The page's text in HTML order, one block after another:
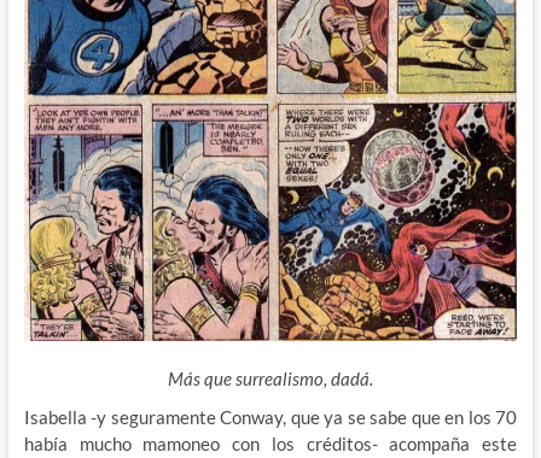
Más que surrealismo, dadá.
Isabella -y seguramente Conway, que ya se sabe que en los 70
había mucho mamoneo con los créditos- acompaña este